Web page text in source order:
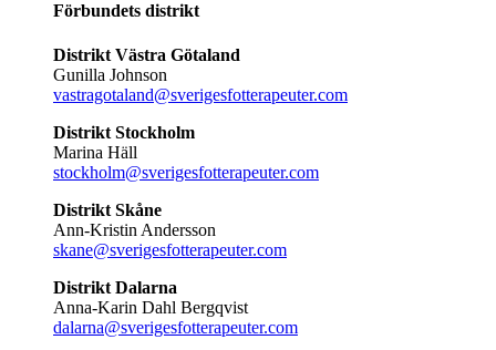
Förbundets distrikt
Distrikt Västra Götaland
Gunilla Johnson
vastragotaland@sverigesfotterapeuter.com
Distrikt Stockholm
Marina Häll
stockholm@sverigesfotterapeuter.com
Distrikt Skåne
Ann-Kristin Andersson
skane@sverigesfotterapeuter.com
Distrikt Dalarna
Anna-Karin Dahl Bergqvist
dalarna@sverigesfotterapeuter.com